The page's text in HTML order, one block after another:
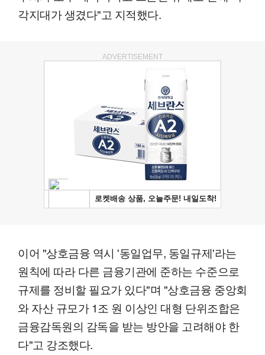
각지대가 생겼다"고 지적했다.
ADVERTISEMENT
이어 "상호금융 역시 '동일업무, 동일규제'라는
원칙에 따라 다른 금융기관에 준하는 수준으로
규제를 정비할 필요가 있다"며 "상호금융 중앙회
와 자산 규모가 1조 원 이상인 대형 단위조합은
금융감독원의 감독을 받는 방안을 고려해야 한
다"고 강조했다.